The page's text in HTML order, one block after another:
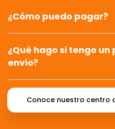
¿Cómo puedo pagar?
¿Qué hago si tengo
envío?
Conoce nuestro centro